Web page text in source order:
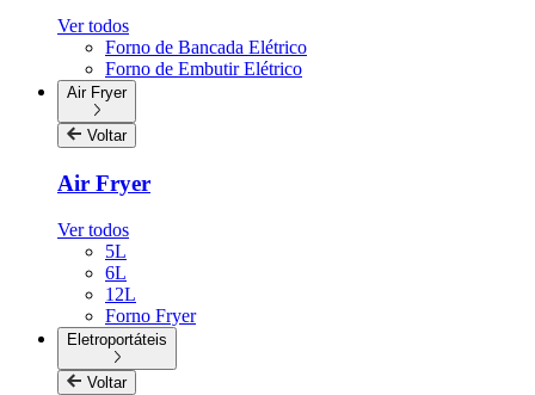
Ver todos
Forno de Bancada Elétrico
Forno de Embutir Elétrico
Air Fryer
Voltar
Air Fryer
Ver todos
5L
6L
12L
Forno Fryer
Eletroportáteis
Voltar